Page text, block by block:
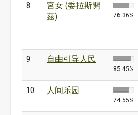
8
宮女 (委拉斯開
茲)
76.36%
9 自由引导人民
85.45%
10 人间乐园
74.55%